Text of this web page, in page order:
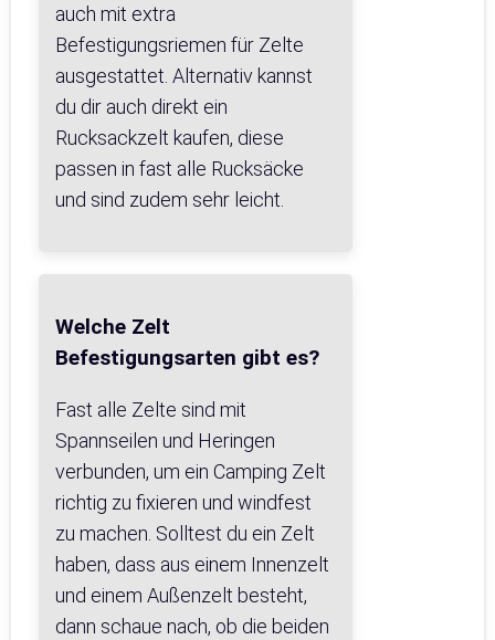
auch mit extra
Befestigungsriemen für Zelte
ausgestattet. Alternativ kannst
du dir auch direkt ein
Rucksackzelt kaufen, diese
passen in fast alle Rucksäcke
und sind zudem sehr leicht.
Welche Zelt
Befestigungsarten gibt es?
Fast alle Zelte sind mit
Spannseilen und Heringen
verbunden, um ein Camping Zelt
richtig zu fixieren und windfest
zu machen. Solltest du ein Zelt
haben, dass aus einem Innenzelt
und einem Außenzelt besteht,
dann schaue nach, ob die beiden